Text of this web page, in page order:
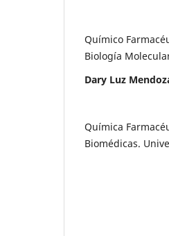
Químico
Biología
Dary Luz
Química
Biomédicas.